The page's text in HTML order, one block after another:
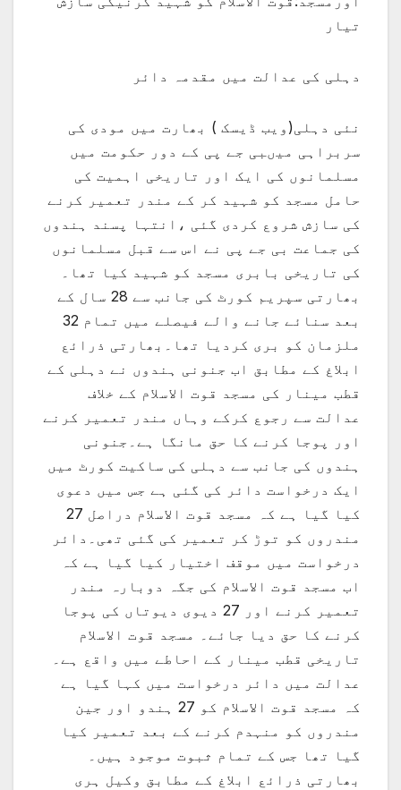
تیار
دہلی کی عدالت میں مقدمہ دائر
نئی دہلی(ویب ڈیسک ) بھارت میں مودی کی
سربراہی میںبی جے پی کے دور حکومت میں
مسلمانوں کی ایک اور تاریخی اہمیت کی
حامل مسجد کو شہید کر کے مندر تعمیر کرنے
کی سازش شروع کردی گئی ،انتہا پسند ہندوں
کی جماعت بی جے پی نے اس سے قبل مسلمانوں
کی تاریخی بابری مسجد کو شہید کیا تھا۔
بھارتی سپریم کورٹ کی جانب سے 28 سال کے
بعد سنائے جانے والے فیصلے میں تمام 32
ملزمان کو بری کردیا تھا۔بھارتی ذرائع
ابلاغ کے مطابق اب جنونی ہندوں نے دہلی کے
قطب مینار کی مسجد قوت الاسلام کے خلاف
عدالت سے رجوع کرکے وہاں مندر تعمیر کرنے
اور پوجا کرنے کا حق مانگا ہے۔جنونی
ہندوں کی جانب سے دہلی کی ساکیت کورٹ میں
ایک درخواست دائر کی گئی ہے جس میں دعوی
کیا گیا ہے کہ مسجد قوت الاسلام دراصل 27
مندروں کو توڑ کر تعمیر کی گئی تھی۔دائر
درخواست میں موقف اختیار کیا گیا ہے کہ
اب مسجد قوت الاسلام کی جگہ دوبارہ مندر
تعمیر کرنے اور 27 دیوی دیوتاں کی پوجا
کرنے کا حق دیا جائے۔ مسجد قوت الاسلام
تاریخی قطب مینار کے احاطے میں واقع ہے۔
عدالت میں دائر درخواست میں کہا گیا ہے
کہ مسجد قوت الاسلام کو 27 ہندو اور جین
مندروں کو منہدم کرنے کے بعد تعمیر کیا
گیا تھا جس کے تمام ثبوت موجود ہیں۔
بھارتی ذرائع ابلاغ کے مطابق وکیل ہری